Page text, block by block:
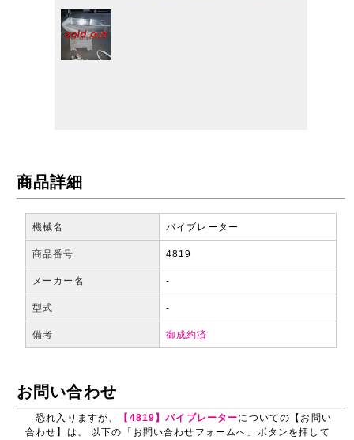
商品詳細
機械名 バイブレーター
商品番号 4819
メーカー名 -
型式 -
備考 御成約済
お問い合わせ
恐れ入りますが、 【4819】バイブレーターについての【お問い
合わせ】は、 以下の「お問い合わせフォームへ」ボタンを押して